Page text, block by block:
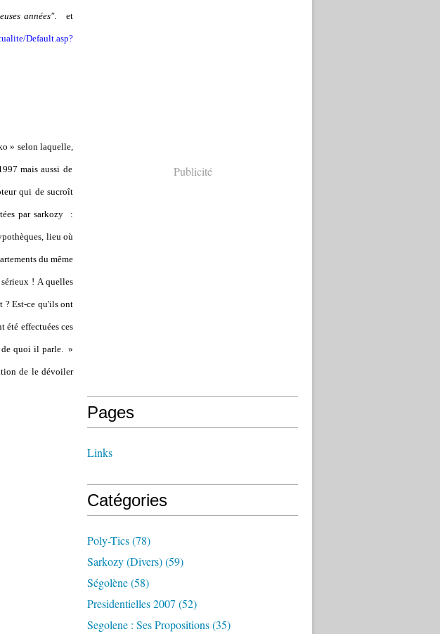
années". et
Default.asp?
» selon laquelle,
mais aussi de
qui de sucroît
par sarkozy :
lieu où
du même
! A quelles
? Est-ce qu'ils ont
été effectuées ces
de quoi il parle. »
de le dévoiler
Publicité
Pages
Links
Catégories
Poly-Tics(78)
Sarkozy (divers)(59)
Ségolène(58)
Presidentielles 2007 (52)
Segolene : Ses Propositions(35)